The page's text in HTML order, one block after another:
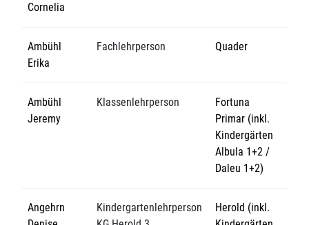
Cornelia
Ambühl
Erika
Fachlehrperson Quader
Ambühl
Jeremy
Klassenlehrperson
Fortuna
Primar (inkl.
Kindergärten
Albula 1+2 /
Daleu 1+2)
Angehrn
Kindergartenlehrperson
Herold (inkl.